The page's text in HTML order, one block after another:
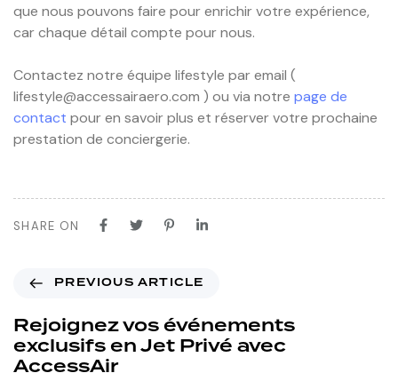
que nous pouvons faire pour enrichir votre expérience,
car chaque détail compte pour nous.
Contactez notre équipe lifestyle par email (
lifestyle@accessairaero.com ) ou via notre page de
contact pour en savoir plus et réserver votre prochaine
prestation de conciergerie.
SHARE ON
PREVIOUS ARTICLE
Rejoignez vos événements
exclusifs en Jet Privé avec
AccessAir